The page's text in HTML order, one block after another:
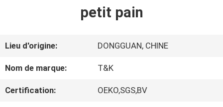
PROPOS
DE
NOUS
petit pain
Lieu d'origine: DONGGUAN, CHINE
Nom de marque: T&K
Certification: OEKO,SGS,BV